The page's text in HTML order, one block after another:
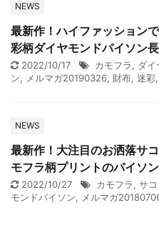
NEWS
最新作！ハイファッション
彩柄ダイヤモンドパイソン長
2022/10/17 カモフラ, ダイ
ン, メルマガ20190326, 財布, 迷彩,
NEWS
最新作！大注目のお洒落サ
モフラ柄プリントのパイソン
2022/10/27 カモフラ, サコ
モンドパイソン, メルマガ